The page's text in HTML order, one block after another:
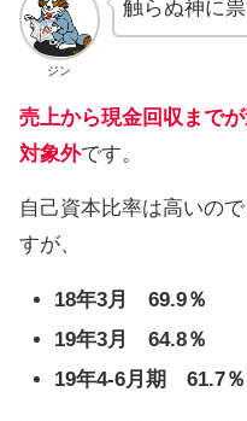
ジン
触らぬ神に
売上から現金回収まで
対象外です。
自己資本比率は高いの
すが、
18年3月 69.9％
19年3月 64.8％
19年4-6月期 61.7％